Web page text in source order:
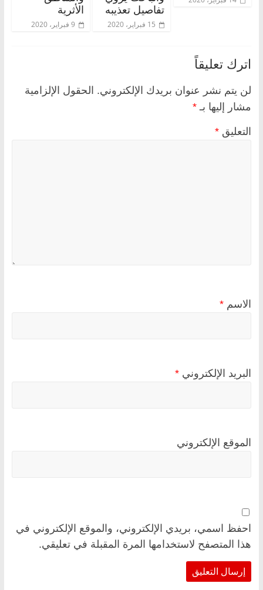
تفاصيل تعذيبه
15 فبراير، 2020
الأثرية
9 فبراير، 2020
اترك تعليقاً
لن يتم نشر عنوان بريدك الإلكتروني. الحقول الإلزامية
مشار إليها بـ *
التعليق *
الاسم *
البريد الإلكتروني *
الموقع الإلكتروني
احفظ اسمي، بريدي الإلكتروني، والموقع الإلكتروني في
هذا المتصفح لاستخدامها المرة المقبلة في تعليقي.